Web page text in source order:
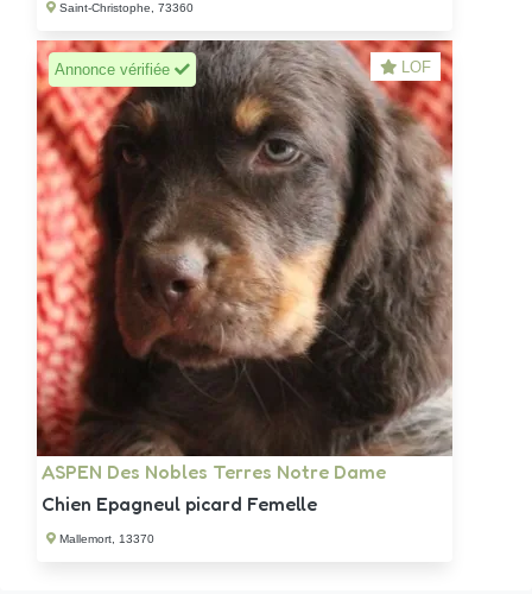
Saint-Christophe, 73360
Annonce vérifiée LOF
ASPEN Des Nobles Terres Notre Dame
Chien Epagneul picard Femelle
Mallemort, 13370